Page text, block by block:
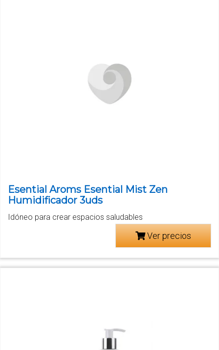
Esential Aroms Esential Mist Zen
Humidificador 3uds
Idóneo para crear espacios saludables
Ver precios